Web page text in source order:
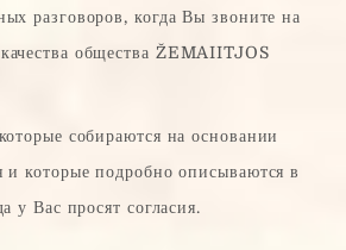
разговоров, когда Вы звоните на
общества ŽEMAIITJOS
собираются на основании
и которые подробно описываются в
у Вас просят согласия.